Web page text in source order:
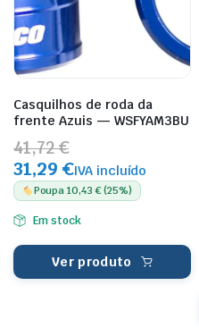
Casquilhos de roda da
frente Azuis — WSFYAM3BU
41,72 €
31,29 €IVA incluído
Poupa 10,43 € (25%)
Em stock
Ver produto